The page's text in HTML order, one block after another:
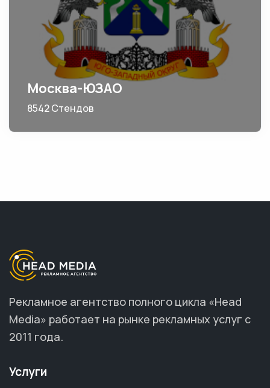
Москва-ЮЗАО
8542 Стендов
Рекламное агентство полного цикла «Head
Media» работает на рынке рекламных услуг с
2011 года.
Услуги